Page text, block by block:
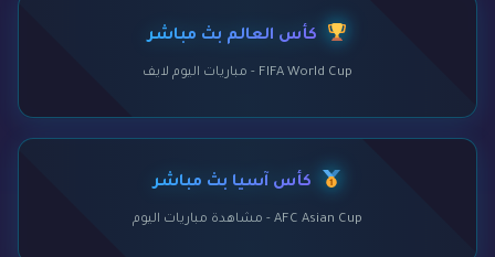
كأس العالم بث مباشر
FIFA World Cup - مباريات اليوم لايف
كأس آسيا بث مباشر
AFC Asian Cup - مشاهدة مباريات اليوم